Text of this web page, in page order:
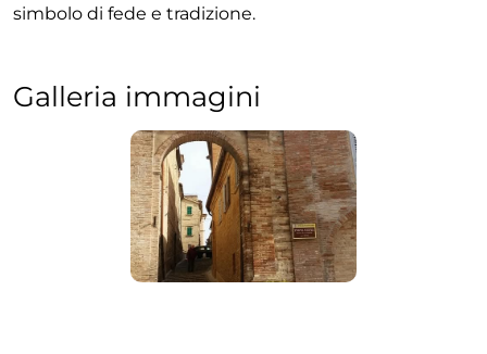
simbolo di fede e tradizione.
Galleria immagini